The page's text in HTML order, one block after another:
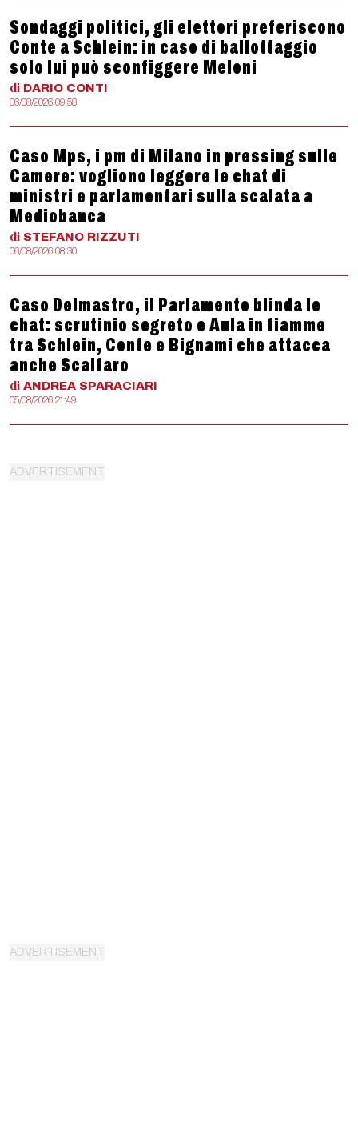
Sondaggi politici, gli elettori preferiscono
Conte a Schlein: in caso di ballottaggio
solo lui può sconfiggere Meloni
di DARIO CONTI
06/08/2026 09:58
Caso Mps, i pm di Milano in pressing sulle
Camere: vogliono leggere le chat di
ministri e parlamentari sulla scalata a
Mediobanca
di STEFANO RIZZUTI
06/08/2026 08:30
Caso Delmastro, il Parlamento blinda le
chat: scrutinio segreto e Aula in fiamme
tra Schlein, Conte e Bignami che attacca
anche Scalfaro
di ANDREA SPARACIARI
05/08/2026 21:49